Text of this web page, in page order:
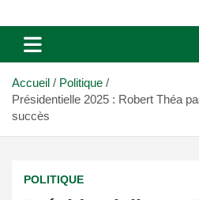
Accueil
Politique
Présidentielle 2025 : Robert Théa
succès
POLITIQUE